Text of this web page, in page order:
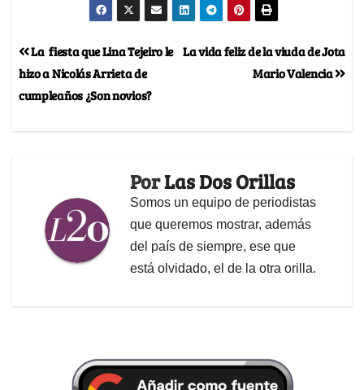
La vida feliz de la viuda de Jota
Mario Valencia
La fiesta que Lina Tejeiro le
hizo a Nicolás Arrieta de
cumpleaños ¿Son novios?
PorLas Dos Orillas
Somos un equipo de periodistas
que queremos mostrar, además
del país de siempre, ese que
está olvidado, el de la otra orilla.